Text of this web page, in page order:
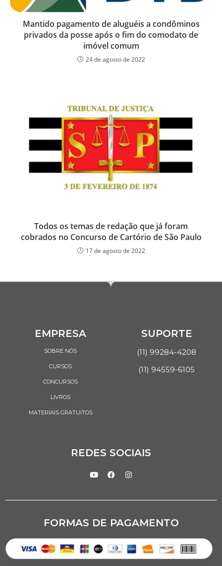
Mantido pagamento de aluguéis a condôminos
privados da posse após o fim do comodato de
imóvel comum
24 de agosto de 2022
Todos os temas de redação que já foram
cobrados no Concurso de Cartório de São Paulo
17 de agosto de 2022
EMPRESA
SOBRE NÓS
CURSOS
CONCURSOS
LIVROS
MATERIAIS GRATUITOS
SUPORTE
(11) 99284-4208
(11) 94559-6105
REDES SOCIAIS
FORMAS DE PAGAMENTO